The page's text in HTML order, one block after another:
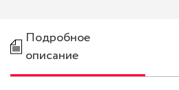
Подробное
описание